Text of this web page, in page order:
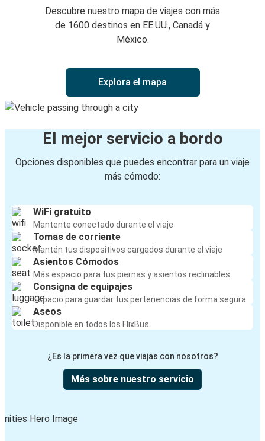
Descubre nuestro mapa de viajes con más
de 1600 destinos en EE.UU., Canadá y
México.
Explora el mapa
El mejor servicio a bordo
Opciones disponibles que puedes encontrar para un viaje
más cómodo:
WiFi gratuito
Mantente conectado durante el viaje
Tomas de corriente
Mantén tus dispositivos cargados durante el viaje
Asientos Cómodos
Más espacio para tus piernas y asientos reclinables
Consigna de equipajes
Espacio para guardar tus pertenencias de forma segura
Aseos
Disponible en todos los FlixBus
¿Es la primera vez que viajas con nosotros?
Más sobre nuestro servicio